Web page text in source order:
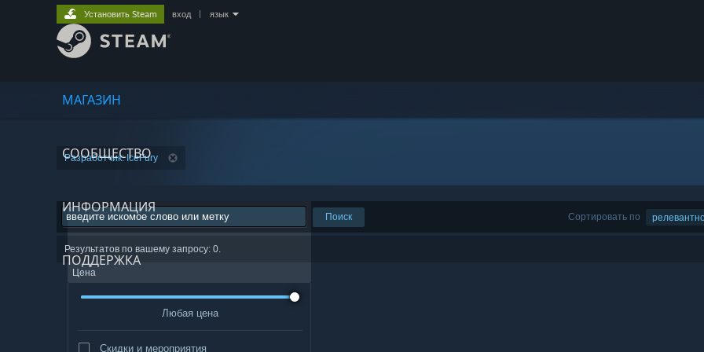
МАГАЗИН
СООБЩЕСТВО
ИНФОРМАЦИЯ
ПОДДЕРЖКА
Установить Steam вход язык
Разработчик: IceFury
Сортировать по
Поиск
Результатов по вашему запросу: 0.
Цена
Любая цена
Скидки и мероприятия